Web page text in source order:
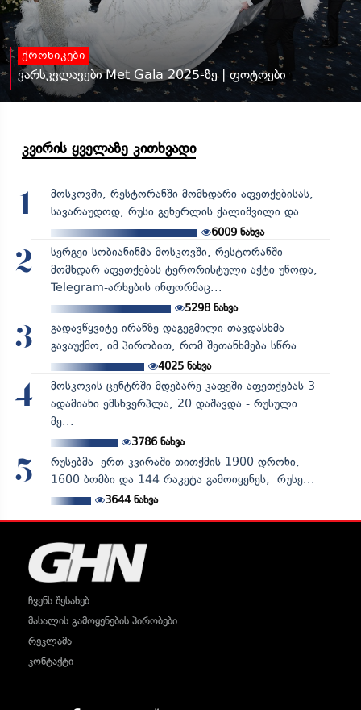
ქრონიკები
ვარსკვლავები Met Gala 2025-ზე | ფოტოები
კვირის ყველაზე კითხვადი
1
მოსკოვში, რესტორანში მომხდარი აფეთქებისას,
სავარაუდოდ, რუსი გენერლის ქალიშვილი და...
6009 ნახვა
2
სერგეი სობიანინმა მოსკოვში, რესტორანში
მომხდარ აფეთქებას ტერორისტული აქტი უწოდა,
Telegram-არხების ინფორმაც...
5298ნახვა
3
გადავწყვიტე ირანზე დაგეგმილი თავდასხმა
გავაუქმო, იმ პირობით, რომ შეთანხმება სწრა...
4025ნახვა
4
მოსკოვის ცენტრში მდებარე კაფეში აფეთქებას 3
ადამიანი ემსხვერპლა, 20 დაშავდა - რუსული
მე...
3786ნახვა
5
რუსებმა ერთ კვირაში თითქმის 1900 დრონი,
1600 ბომბი და 144 რაკეტა გამოიყენეს, რუსე...
3644ნახვა
ჩვენს შესახებ
მასალის გამოყენების პირობები
რეკლამა
კონტაქტი